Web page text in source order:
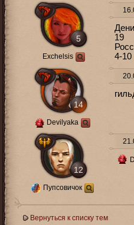
5
Exchelsis
19
4-10
14
Devilyaka
12
Пупсовичок
Вернуться к списку тем